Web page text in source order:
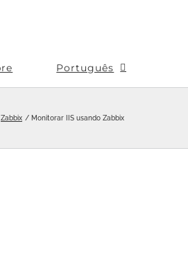
Português
Zabbix Monitorar IIS usando Zabbix